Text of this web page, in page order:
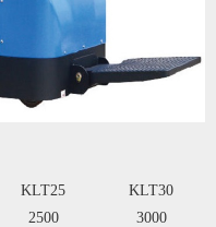
KLT25
KLT30
2500 3000